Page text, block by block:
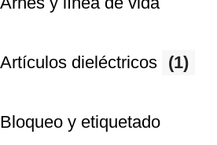
Artículos dieléctricos (1)
Bloqueo y etiquetado